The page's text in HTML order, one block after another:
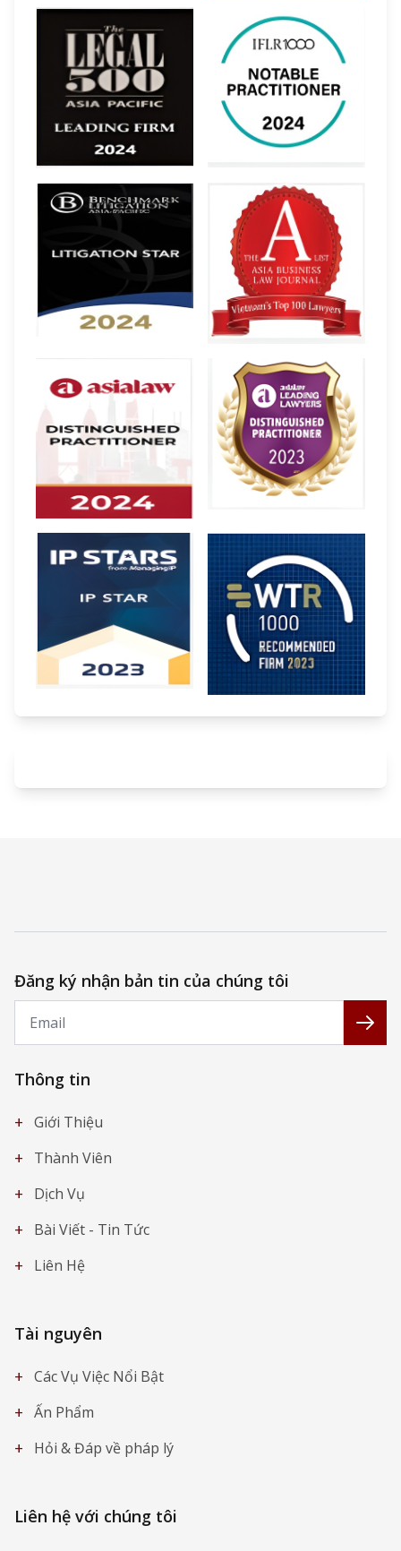
Đăng ký nhận bản tin của chúng tôi
Thông tin
+ Giới Thiệu
+ Thành Viên
+ Dịch Vụ
+ Bài Viết - Tin Tức
+ Liên Hệ
Tài nguyên
+ Các Vụ Việc Nổi Bật
+ Ấn Phẩm
+ Hỏi & Đáp về pháp lý
Liên hệ với chúng tôi